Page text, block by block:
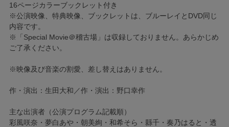
16ページカラーブックレット付き
※公演映像、特典映像、ブックレットは、ブルーレイとDVD同じ
内容です。
※「Special Movie＠稽古場」は収録しておりません。あらかじめ
ご了承ください。
※映像及び音楽の割愛、差し替えはありません。
作・演出：生田大和／作・演出：野口幸作
主な出演者（公演プログラム記載順）
彩風咲奈・夢白あや・朝美絢・和希そら・縣千・奏乃はると・透